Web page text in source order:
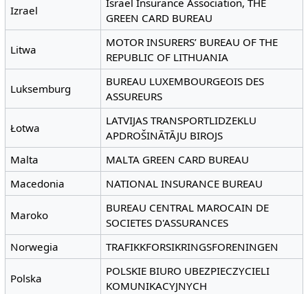
Izrael
Israel Insurance Association, THE
GREEN CARD BUREAU
Litwa
MOTOR INSURERS’ BUREAU OF THE
REPUBLIC OF LITHUANIA
Luksemburg
BUREAU LUXEMBOURGEOIS DES
ASSUREURS
Łotwa
LATVIJAS TRANSPORTLIDZEKLU
APDROŠINĀTĀJU BIROJS
Malta
MALTA GREEN CARD BUREAU
Macedonia
NATIONAL INSURANCE BUREAU
Maroko
BUREAU CENTRAL MAROCAIN DE
SOCIETES D'ASSURANCES
Norwegia
TRAFIKKFORSIKRINGSFORENINGEN
Polska
POLSKIE BIURO UBEZPIECZYCIELI
KOMUNIKACYJNYCH